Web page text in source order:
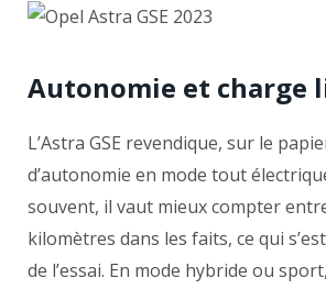
Autonomie et charge
L’Astra GSE revendique, sur le
d’autonomie en mode tout
souvent, il vaut mieux compter
kilomètres dans les faits, ce qui
de l’essai. En mode hybride ou